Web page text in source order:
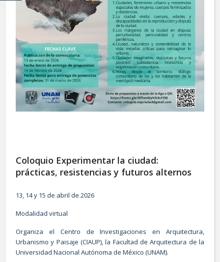
Coloquio Experimentar la ciudad:
prácticas, resistencias y futuros alternos
13, 14 y 15 de abril de 2026
Modalidad virtual
Organiza el Centro de Investigaciones en Arquitectura,
Urbanismo y Paisaje (CIAUP), la Facultad de Arquitectura de la
Universidad Nacional Autónoma de México (UNAM).